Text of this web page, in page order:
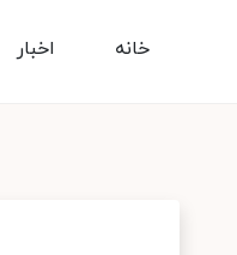
اخبار خانه